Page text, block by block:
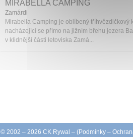
MIRABELLA CAMPING
Zamárdi
Mirabella Camping je oblíbený tříhvězdičkový
nacházející se přímo na jižním břehu jezera
v klidnější části letoviska Zamá...
© 2002 – 2026 CK Rywal – (Podmínky –